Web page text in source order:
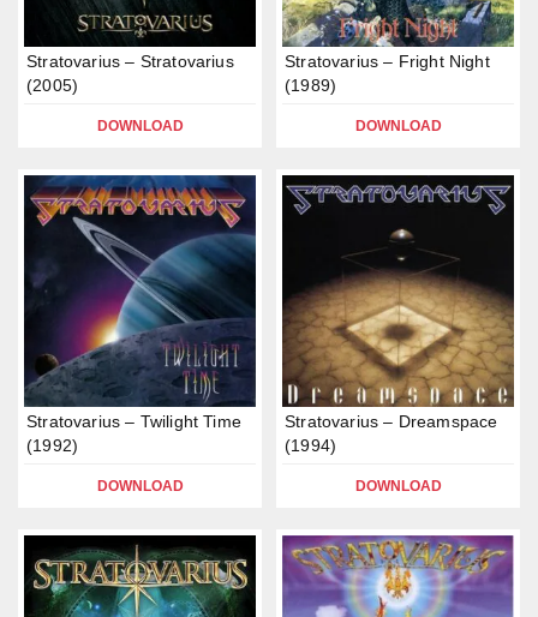
Stratovarius – Stratovarius
(2005)
DOWNLOAD
Stratovarius – Fright Night
(1989)
DOWNLOAD
Stratovarius – Twilight Time
(1992)
DOWNLOAD
Stratovarius – Dreamspace
(1994)
DOWNLOAD